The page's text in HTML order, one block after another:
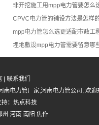
非开挖施工用mpp电力管要怎么
CPVC电力管的铺设方法是怎样
mpp电力管怎么选更适配市政工
埋地敷设mpp电力管需要留意哪
| 联系我们
南电力管厂家,河南电力管公司 , 欢迎
： 热点科技
州 河南 南阳 焦作